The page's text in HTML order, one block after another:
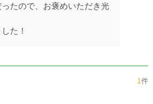
ったので、お褒めいただき光
た！
1件